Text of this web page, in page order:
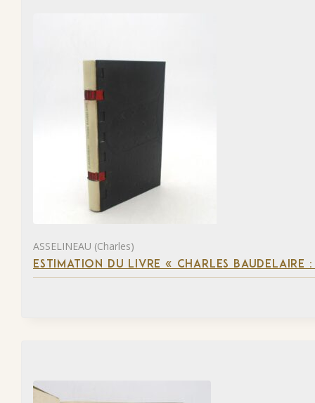
ASSELINEAU (Charles)
ESTIMATION DU LIVRE « CHARLES BAUDELAIRE